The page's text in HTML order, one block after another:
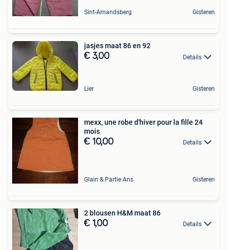
Sint-Amandsberg Gisteren
jasjes maat 86 en 92
€ 3,00 Details
Lier Gisteren
mexx, une robe d'hiver pour la fille 24
mois
€ 10,00 Details
Glain & Partie Ans Gisteren
2 blousen H&M maat 86
€ 1,00 Details